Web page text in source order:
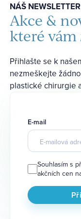
NÁŠ NEWSLETTER
Akce &
které vám
Přihlašte se k
nezmeškejte
plastické chirurgie
E-mail
Souhlasím s
akčních cen